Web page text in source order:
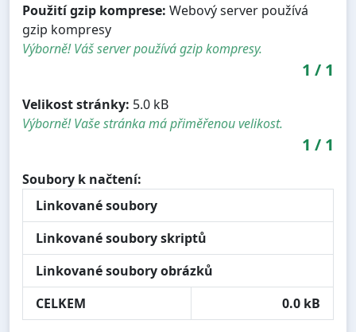
Použití gzip komprese: Webový server používá
gzip kompresy
Výborně! Váš server používá gzip kompresy.
1 / 1
Velikost stránky: 5.0 kB
Výborně! Vaše stránka má přiměřenou velikost.
1 / 1
Soubory k načtení:
Linkované soubory
Linkované soubory skriptů
Linkované soubory obrázků
CELKEM
0.0 kB